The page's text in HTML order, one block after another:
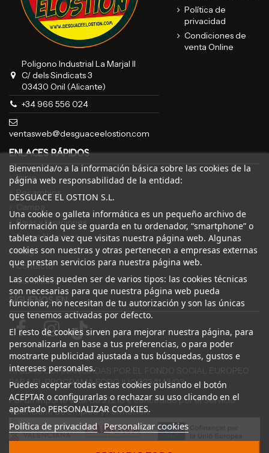
Poligono Industrial La Marjal II
C/ dels Sindicats 3
03430 Onil (Alicante)
+34 966 556 024
ventasweb@desguaceelostion.com
Política de
privacidad
Condiciones de
venta Online
ENLACES RÁPIDOS
Inicio
Recambios
Bajas y tasaciones
Sobre Nosotros
Blog
Contacto
Canal Ético
Bienvenida/o a la información básica sobre las cookies de la
página web responsabilidad de la entidad:
DESGUACE EL OSTION S.L.
Una cookie o galleta informática es un pequeño archivo de
información que se guarda en tu ordenador, “smartphone” o
tableta cada vez que visitas nuestra página web. Algunas
cookies son nuestras y otras pertenecen a empresas externas
que prestan servicios para nuestra página web.
Las cookies pueden ser de varios tipos: las cookies técnicas
son necesarias para que nuestra página web pueda
funcionar, no necesitan de tu autorización y son las únicas
que tenemos activadas por defecto.
El resto de cookies sirven para mejorar nuestra página, para
personalizarla en base a tus preferencias, o para poder
mostrarte publicidad ajustada a tus búsquedas, gustos e
intereses personales.
Puedes aceptar todas estas cookies pulsando el botón
ACEPTAR o configurarlas o rechazar su uso clicando en el
apartado PERSONALIZAR COOKIES.
Política de privacidad Personalizar cookies
SÍGUENOS EN
AYUDAS COFINANCIADAS POR EL FONDO SOCIAL EUROPEO
PARA EL PROGRAMA ECOGJU/2023/1143/03
Por un importe total de 27.216 € concedido por el Servicio
Valenciano de Empleo y Formación.